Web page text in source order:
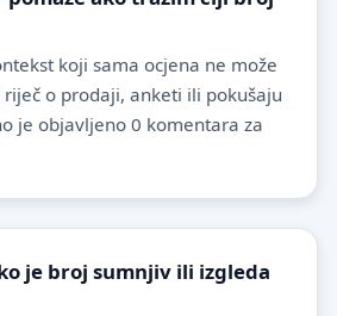
koji sama ocjena ne može
o prodaji, anketi ili pokušaju
je objavljeno 0 komentara za
je broj sumnjiv ili izgleda